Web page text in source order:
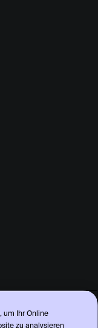
um Ihr Online
zu analysieren